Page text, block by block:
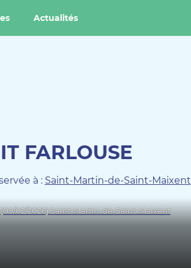
Actualités
FARLOUSE
à : Saint-Martin-de-Saint-Maixent
02/2026) Saint-Martin-de-Saint-Maixent